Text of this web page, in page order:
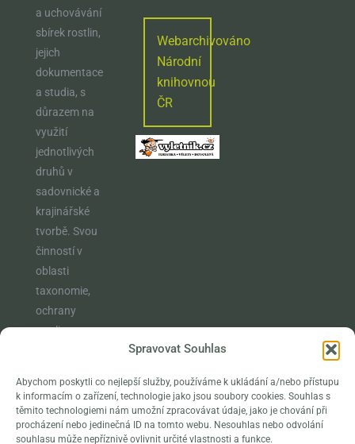
Spravovat Souhlas
Abychom poskytli co nejlepší služby, používáme k ukládání a/nebo přístupu
k informacím o zařízení, technologie jako jsou soubory cookies. Souhlas s
těmito technologiemi nám umožní zpracovávat údaje, jako je chování při
procházení nebo jedinečná ID na tomto webu. Nesouhlas nebo odvolání
souhlasu může nepříznivě ovlivnit určité vlastnosti a funkce.
a uchovávání
sbírek rostlin,
jejich
dokumentace
a studia, s
důrazem na
využití
jednotlivých
druhů v
sadovnické a
krajinářské
tvorbě. Svou
činností v
oblasti
taxonomie,
ochrany
rostlin,
naplňuje
poslání
klasické
Webarchivováno
Národní
knihovnou
ČR